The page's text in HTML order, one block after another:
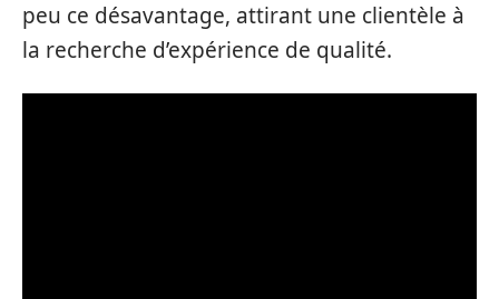
peu ce désavantage, attirant une clientèle à
la recherche d’expérience de qualité.